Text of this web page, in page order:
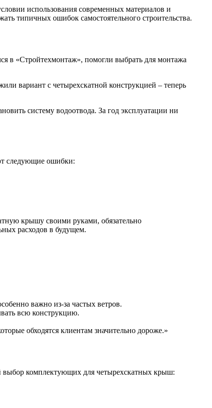
использования современных материалов и
типичных ошибок самостоятельного строительства.
в «Стройтехмонтаж», помогли выбрать для монтажа
вариант с четырехскатной конструкцией – теперь
систему водоотвода. За год эксплуатации ни
следующие ошибки:
крышу своими руками, обязательно
расходов в будущем.
важно из-за частых ветров.
всю конструкцию.
обходятся клиентам значительно дороже.»
выбор комплектующих для четырехскатных крыш: